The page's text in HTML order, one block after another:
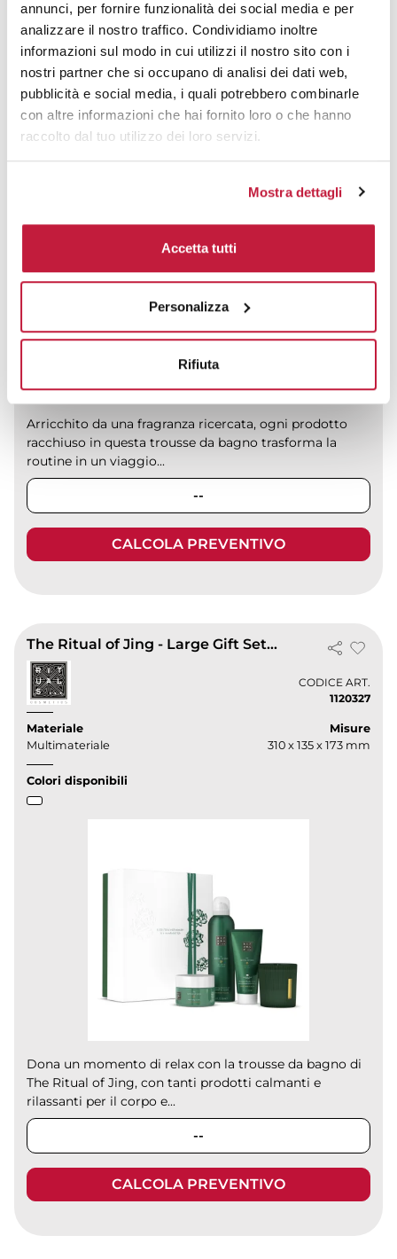
annunci, per fornire funzionalità dei social media e per
analizzare il nostro traffico. Condividiamo inoltre
informazioni sul modo in cui utilizzi il nostro sito con i
nostri partner che si occupano di analisi dei dati web,
pubblicità e social media, i quali potrebbero combinarle
con altre informazioni che hai fornito loro o che hanno
raccolto dal tuo utilizzo dei loro servizi.
Mostra dettagli
Accetta tutti
Personalizza
Rifiuta
The Ritual of Yozakura - Large Gift Set 2025 Oct
1120316
Materiale
Colori disponibili
Arricchito da una fragranza ricercata, ogni prodotto
racchiuso in questa trousse da bagno trasforma la
routine in un viaggio...
--
CALCOLA PREVENTIVO
The Ritual of Jing - Large Gift Set 2025
CODICE ART.
1120327
Materiale
Multimateriale
Misure
310 x 135 x 173 mm
Colori disponibili
Dona un momento di relax con la trousse da bagno di
The Ritual of Jing, con tanti prodotti calmanti e
rilassanti per il corpo e...
--
CALCOLA PREVENTIVO